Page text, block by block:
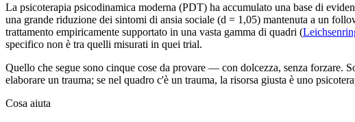
La psicoterapia psicodinamica moderna (PDT) ha accumulato una base di
una grande riduzione dei sintomi di ansia sociale (d = 1,05) mantenuta a un
trattamento empiricamente supportato in una vasta gamma di quadri (
specifico non è tra quelli misurati in quei trial.
Quello che segue sono cinque cose da provare — con dolcezza, senza forzare.
elaborare un trauma; se nel quadro c'è un trauma, la risorsa giusta è uno
Cosa aiuta